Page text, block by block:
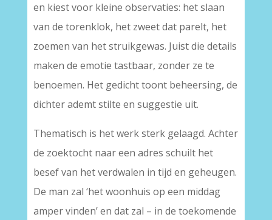
en kiest voor kleine observaties: het slaan
van de torenklok, het zweet dat parelt, het
zoemen van het struikgewas. Juist die details
maken de emotie tastbaar, zonder ze te
benoemen. Het gedicht toont beheersing, de
dichter ademt stilte en suggestie uit.
Thematisch is het werk sterk gelaagd. Achter
de zoektocht naar een adres schuilt het
besef van het verdwalen in tijd en geheugen.
De man zal ‘het woonhuis op een middag
amper vinden’ en dat zal – in de toekomende